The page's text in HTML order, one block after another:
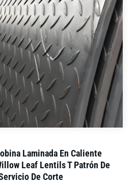
Laminada En Caliente
Leaf Lentils T Patrón De
De Corte